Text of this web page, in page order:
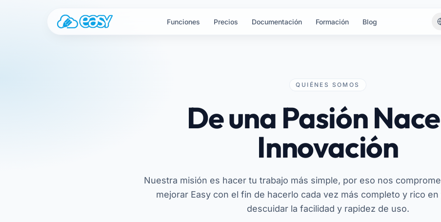
Funciones Precios Documentación Formación Blog
QUIÉNES SOMOS
De una Pasión
Innovación
Nuestra misión es hacer tu trabajo más simple, por eso nos
mejorar Easy con el fin de hacerlo cada vez más completo y rico
descuidar la facilidad y rapidez de uso.